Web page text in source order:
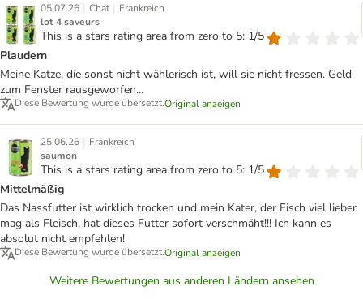
05.07.26 | Chat | Frankreich
lot 4 saveurs
This is a stars rating area from zero to 5: 1/5
Plaudern
Meine Katze, die sonst nicht wählerisch ist, will sie nicht fressen. Geld
zum Fenster rausgeworfen...
Diese Bewertung wurde übersetzt.Original anzeigen
25.06.26 | Frankreich
saumon
This is a stars rating area from zero to 5: 1/5
Mittelmäßig
Das Nassfutter ist wirklich trocken und mein Kater, der Fisch viel lieber
mag als Fleisch, hat dieses Futter sofort verschmäht!!! Ich kann es
absolut nicht empfehlen!
Diese Bewertung wurde übersetzt.Original anzeigen
Weitere Bewertungen aus anderen Ländern ansehen